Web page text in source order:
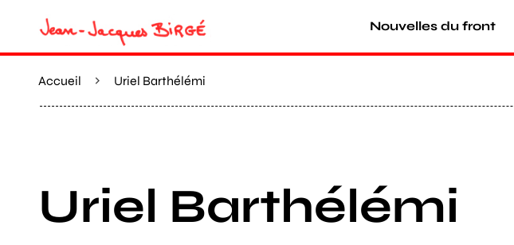
Nouvelles du front
Accueil Uriel Barthélémi
Uriel Barthélémi